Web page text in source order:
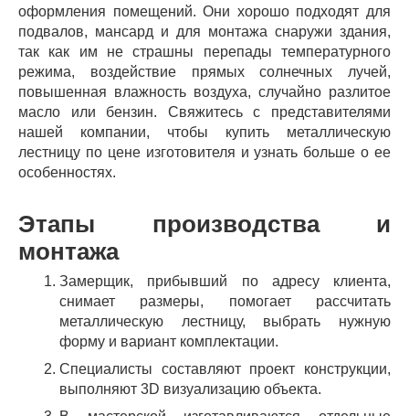
оформления помещений. Они хорошо подходят для
подвалов, мансард и для монтажа снаружи здания,
так как им не страшны перепады температурного
режима, воздействие прямых солнечных лучей,
повышенная влажность воздуха, случайно разлитое
масло или бензин. Свяжитесь с представителями
нашей компании, чтобы купить металлическую
лестницу по цене изготовителя и узнать больше о ее
особенностях.
Этапы производства и
монтажа
Замерщик, прибывший по адресу клиента,
снимает размеры, помогает рассчитать
металлическую лестницу, выбрать нужную
форму и вариант комплектации.
Специалисты составляют проект конструкции,
выполняют 3D визуализацию объекта.